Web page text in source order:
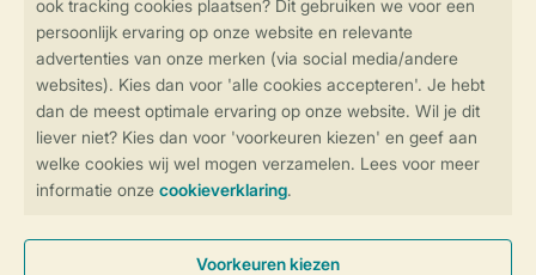
Controle over jouw gegevens &
Veilig en snel online boeken
Veilige gegevensoverdracht
Veilige betaling